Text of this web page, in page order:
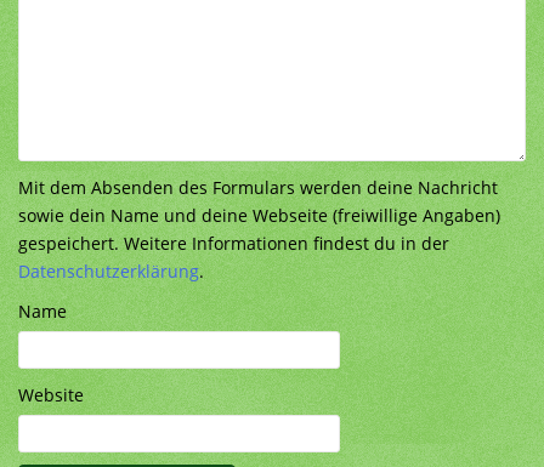
Mit dem Absenden des Formulars werden deine Nachricht
sowie dein Name und deine Webseite (freiwillige Angaben)
gespeichert. Weitere Informationen findest du in der
Datenschutzerklärung.
Name
Website